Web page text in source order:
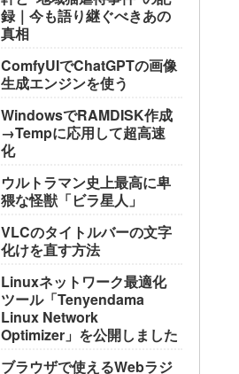
録｜今も語り継ぐべきあの
真相
ComfyUIでChatGPTの画像
生成エンジンを使う
WindowsでRAMDISK作成
→Tempに応用して超高速
化
ウルトラマン史上最高に卑
猥な怪獣「ビラ星人」
VLCのタイトルバーの文字
化けを直す方法
Linuxネットワーク最適化
ツール「Tenyendama
Linux Network
Optimizer」を公開しました
ブラウザで使えるWebラジ